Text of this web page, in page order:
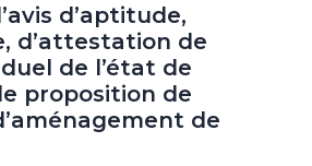
d’aptitude,
d’attestation de
de l’état de
proposition de
de